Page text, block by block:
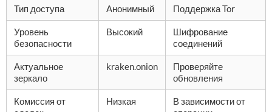
Тип доступа Анонимный Поддержка Tor
Уровень
безопасности
Высокий
Шифрование
соединений
Актуальное
зеркало
kraken.onion
Проверяйте
обновления
Комиссия от
Низкая
В зависимости от